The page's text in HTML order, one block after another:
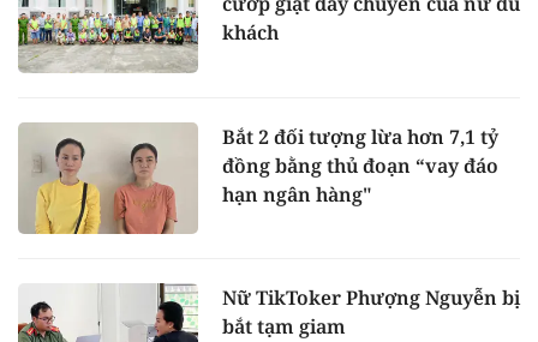
khách
Bắt 2 đối tượng lừa hơn 7,1 tỷ
đồng bằng thủ đoạn “vay đáo
hạn ngân hàng"
Nữ TikToker Phượng Nguyễn bị
bắt tạm giam